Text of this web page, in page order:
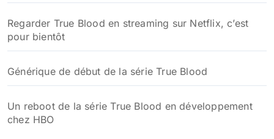
Regarder True Blood en streaming sur Netflix, c’est
pour bientôt
Générique de début de la série True Blood
Un reboot de la série True Blood en développement
chez HBO